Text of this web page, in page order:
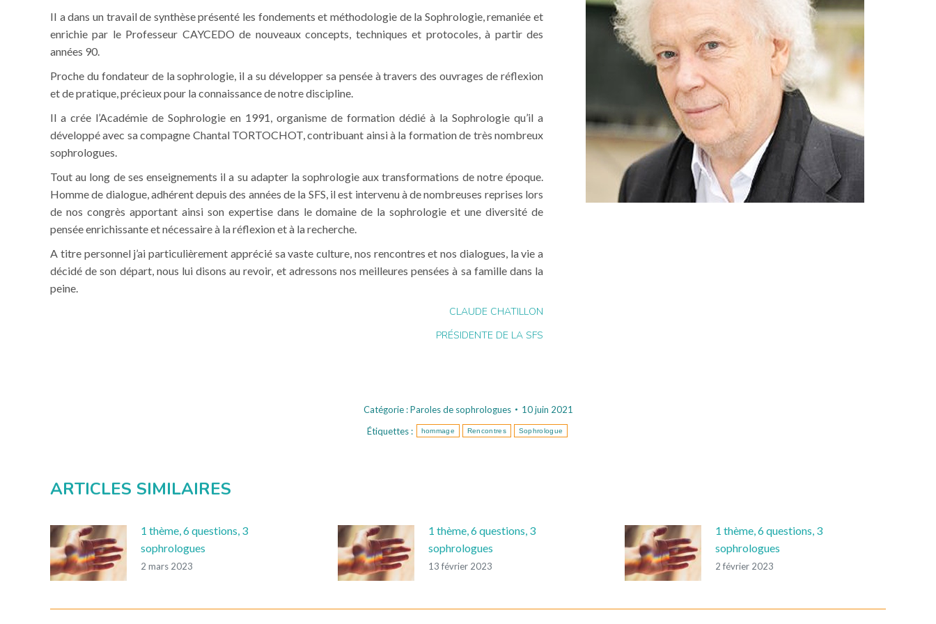
II a dans un travail de synthèse présenté les fondements et méthodologie de la Sophrologie, remaniée et
enrichie par le Professeur CAYCEDO de nouveaux concepts, techniques et protocoles, à partir des
années 90.
Proche du fondateur de la sophrologie, il a su développer sa pensée à travers des ouvrages de réflexion
et de pratique, précieux pour la connaissance de notre discipline.
Il a crée l’Académie de Sophrologie en 1991, organisme de formation dédié à la Sophrologie qu’il a
développé avec sa compagne Chantal TORTOCHOT, contribuant ainsi à la formation de très nombreux
sophrologues.
Tout au long de ses enseignements il a su adapter la sophrologie aux transformations de notre époque.
Homme de dialogue, adhérent depuis des années de la SFS, il est intervenu à de nombreuses reprises lors
de nos congrès apportant ainsi son expertise dans le domaine de la sophrologie et une diversité de
pensée enrichissante et nécessaire à la réflexion et à la recherche.
A titre personnel j’ai particulièrement apprécié sa vaste culture, nos rencontres et nos dialogues, la vie a
décidé de son départ, nous lui disons au revoir, et adressons nos meilleures pensées à sa famille dans la
peine.
CLAUDE CHATILLON
PRÉSIDENTE DE LA SFS
Catégorie :Paroles de sophrologues
10 juin 2021
Étiquettes :
hommage Rencontres Sophrologue
ARTICLES SIMILAIRES
1 thème, 6 questions, 3
sophrologues
2 mars 2023
1 thème, 6 questions, 3
sophrologues
13 février 2023
1 thème, 6 questions, 3
sophrologues
2 février 2023